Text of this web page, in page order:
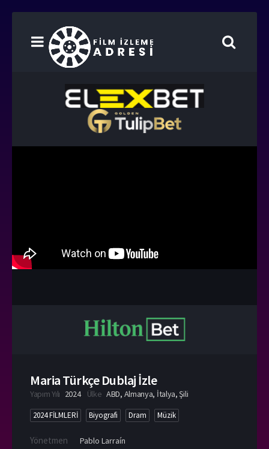
Maria Türkçe Dublaj İzle
Yapım Yılı 2024 Ülke ABD, Almanya, İtalya,Şili
2024 FİLMLERİ Biyografi Dram Müzik
Yönetmen Pablo Larraín